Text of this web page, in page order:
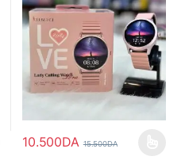
Les options peuvent être
10.500DA 15.500DA
Ce produit a plusieurs